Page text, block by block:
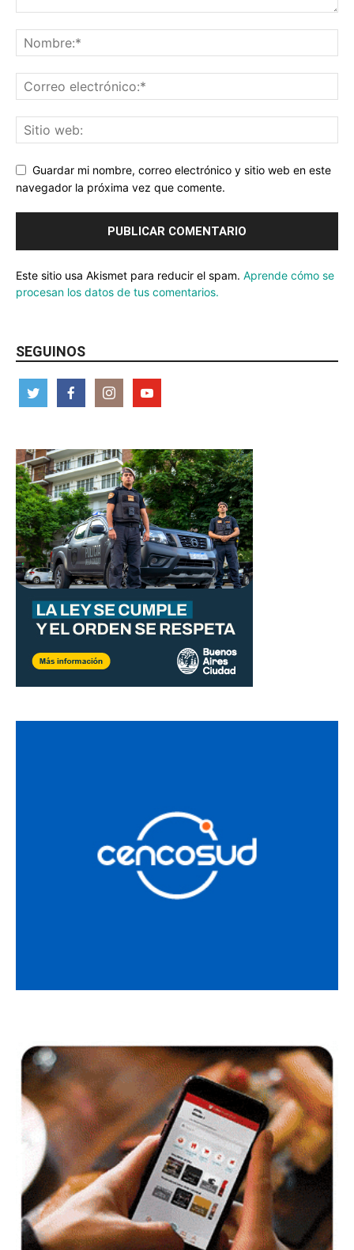
Guardar mi nombre, correo electrónico y sitio web en este
navegador la próxima vez que comente.
Este sitio usa Akismet para reducir el spam. Aprende cómo se
procesan los datos de tus comentarios.
SEGUINOS